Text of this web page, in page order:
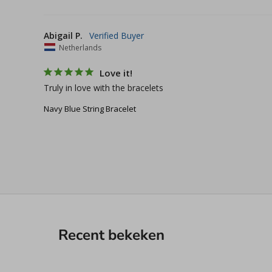
Abigail P.
Netherlands
Love it!
Truly in love with the bracelets
Navy Blue String Bracelet
Recent bekeken